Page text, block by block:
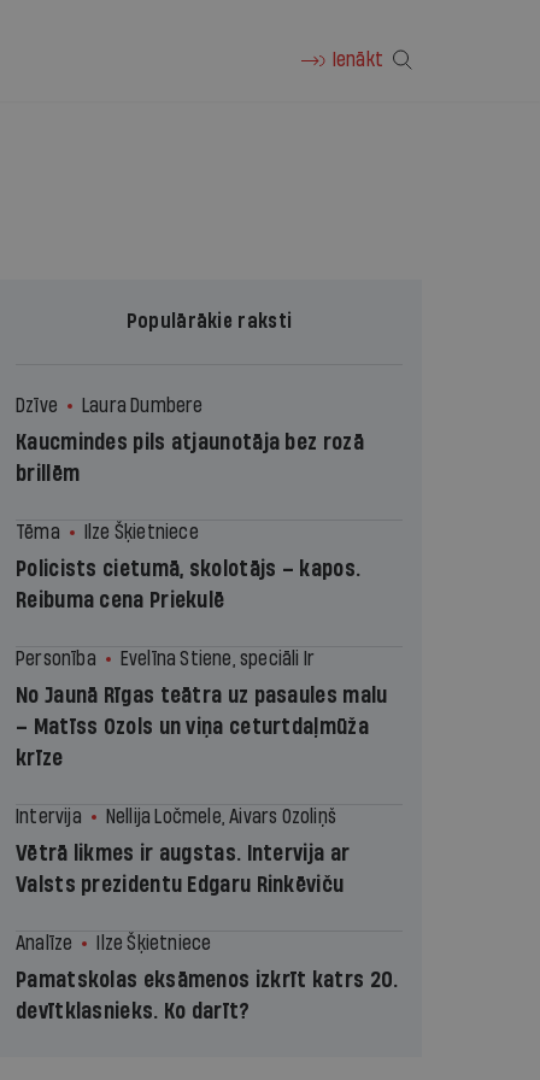
Ienākt
Populārākie raksti
Dzīve Laura Dumbere
Kaucmindes pils atjaunotāja bez rozā
brillēm
Tēma Ilze Šķietniece
Policists cietumā, skolotājs – kapos.
Reibuma cena Priekulē
Personība Evelīna Stiene, speciāli Ir
No Jaunā Rīgas teātra uz pasaules malu
– Matīss Ozols un viņa ceturtdaļmūža
krīze
Intervija Nellija Ločmele, Aivars Ozoliņš
Vētrā likmes ir augstas. Intervija ar
Valsts prezidentu Edgaru Rinkēviču
Analīze Ilze Šķietniece
Pamatskolas eksāmenos izkrīt katrs 20.
devītklasnieks. Ko darīt?